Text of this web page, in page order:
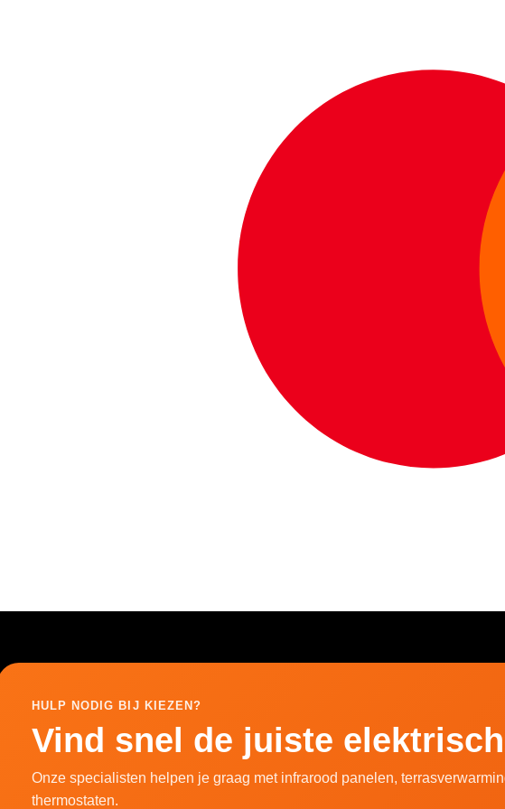
HULP NODIG BIJ KIEZEN?
Vind snel de juiste
Onze specialisten helpen je graag met infrarood panelen,
thermostaten.